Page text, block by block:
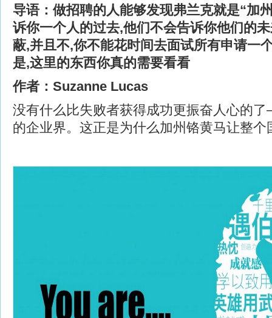
导语：做招聘的人能够发现弗兰克就是“加
诉你一个人的过去,他们不会告诉你他们的
蔽,并且不,你不能花时间去面试所有申请一
是,这里的东西你真的需要看看
作者：Suzanne Lucas
没有什么比失败者获得成功更振奋人心的了
的企业界。这正是为什么加州铬黄马让整个